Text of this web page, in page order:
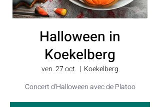
Halloween in
Koekelberg
ven. 27 oct.
  |
Koekelberg
Concert d'Halloween avec de Platoo